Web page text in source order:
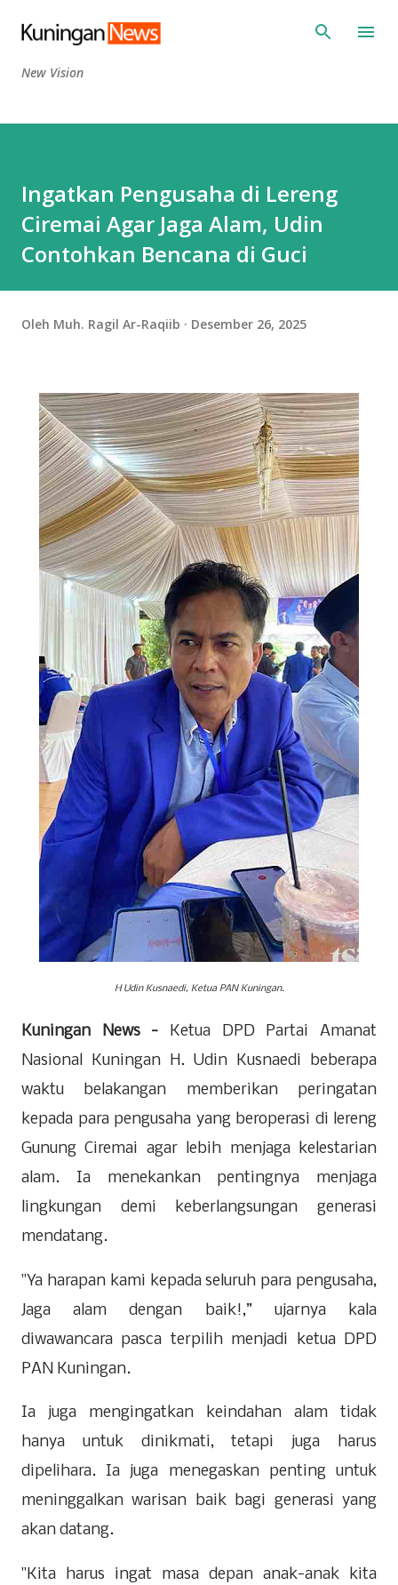
Langsung ke konten utama
New Vision
Ingatkan Pengusaha di Lereng
Ciremai Agar Jaga Alam, Udin
Contohkan Bencana di Guci
Oleh Muh. Ragil Ar-Raqiib Desember 26, 2025
H Udin Kusnaedi, Ketua PAN Kuningan.
Kuningan News - Ketua DPD Partai Amanat
Nasional Kuningan H. Udin Kusnaedi beberapa
waktu belakangan memberikan peringatan
kepada para pengusaha yang beroperasi di lereng
Gunung Ciremai agar lebih menjaga kelestarian
alam. Ia menekankan pentingnya menjaga
lingkungan demi keberlangsungan generasi
mendatang.
"Ya harapan kami kepada seluruh para pengusaha,
Jaga alam dengan baik!,” ujarnya kala
diwawancara pasca terpilih menjadi ketua DPD
PAN Kuningan.
Ia juga mengingatkan keindahan alam tidak
hanya untuk dinikmati, tetapi juga harus
dipelihara. Ia juga menegaskan penting untuk
meninggalkan warisan baik bagi generasi yang
akan datang.
"Kita harus ingat masa depan anak-anak kita